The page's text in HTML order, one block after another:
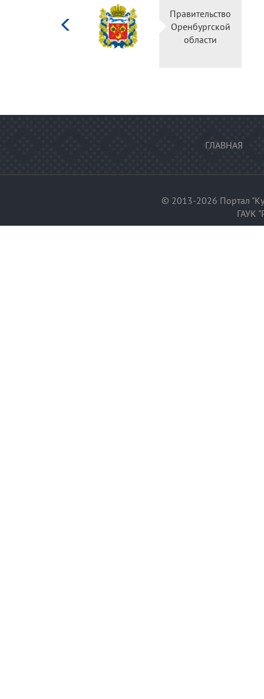
Министерство
культуры
Российской
федерации
ГЛАВНАЯ
© 2013-2026 Портал
ГАУК